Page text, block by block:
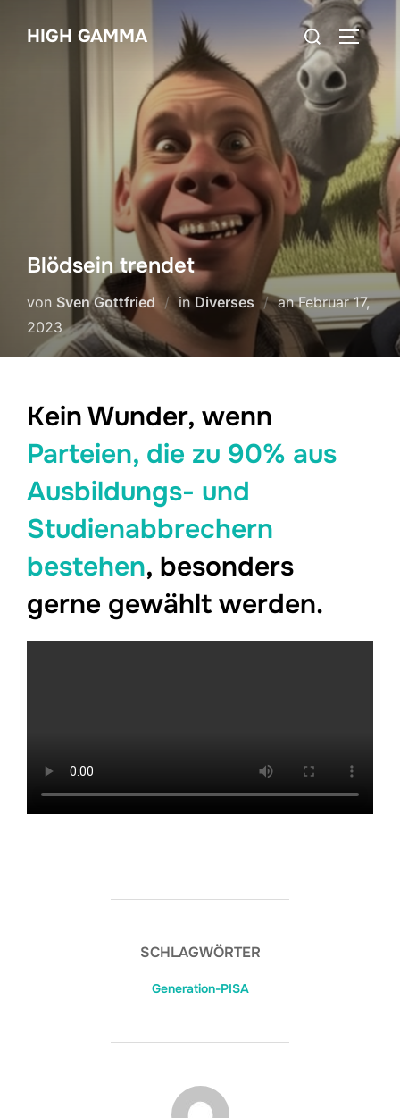
InhaltHIGH GAMMA
Suchen
nach:
Blödsein trendet
von Sven Gottfried in Diverses anVeröffentlicht
am
Februar 17,
2023
Kein Wunder, wenn
Parteien, die zu 90% aus
Ausbildungs- und
Studienabbrechern
bestehen, besonders
gerne gewählt werden.
SCHLAGWÖRTER
Generation-PISA
BEITRAGSAUTOR